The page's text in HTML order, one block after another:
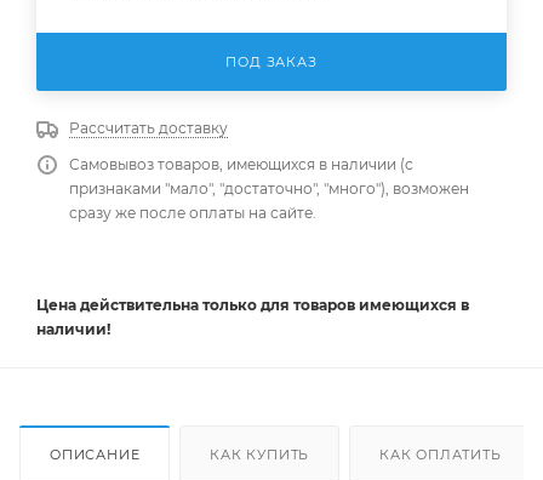
ПОД ЗАКАЗ
Рассчитать доставку
Самовывоз товаров, имеющихся в наличии (с
признаками "мало", "достаточно", "много"), возможен
сразу же после оплаты на сайте.
Цена действительна только для товаров имеющихся в
наличии!
ОПИСАНИЕ КАК КУПИТЬ КАК ОПЛАТИТЬ